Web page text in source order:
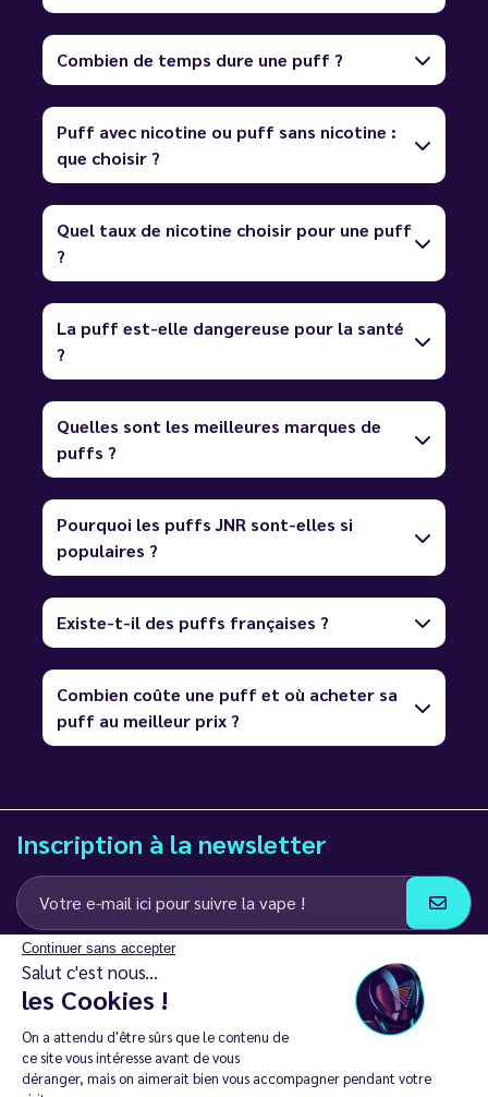
Continuer sans accepter
Salut c'est nous...
les Cookies !
On a attendu d'être sûrs que le contenu de
ce site vous intéresse avant de vous
déranger, mais on aimerait bien vous accompagner pendant votre
Combien de temps dure une puff ?
Puff avec nicotine ou puff sans nicotine :
que choisir ?
Quel taux de nicotine choisir pour une puff
?
La puff est-elle dangereuse pour la santé
?
Quelles sont les meilleures marques de
puffs ?
Pourquoi les puffs JNR sont-elles si
populaires ?
Existe-t-il des puffs françaises ?
Combien coûte une puff et où acheter sa
puff au meilleur prix ?
Inscription à la newsletter
J’accepte de recevoir des communications e-mail et SMS de la part de
LD Groupe
Restez en contact